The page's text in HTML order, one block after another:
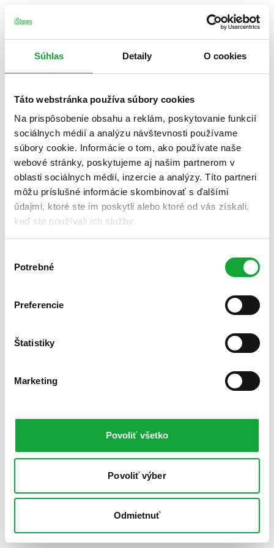
Súhlas Detaily O cookies
Táto webstránka používa súbory cookies
Na prispôsobenie obsahu a reklám, poskytovanie funkcií
sociálnych médií a analýzu návštevnosti používame
súbory cookie. Informácie o tom, ako používate naše
webové stránky, poskytujeme aj našim partnerom v
oblasti sociálnych médií, inzercie a analýzy. Títo partneri
môžu príslušné informácie skombinovať s ďalšími
údajmi, ktoré ste im poskytli alebo ktoré od vás získali,
keď ste používali ich služby.
súhlasu
Potrebné
Preferencie
Štatistiky
Marketing
Povoliť všetko
Povoliť výber
Odmietnuť